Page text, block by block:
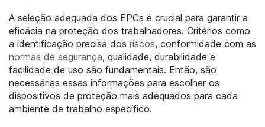
A seleção adequada dos EPCs é crucial para garantir a
eficácia na proteção dos trabalhadores. Critérios como
a identificação precisa dos riscos, conformidade com as
normas de segurança, qualidade, durabilidade e
facilidade de uso são fundamentais. Então, são
necessárias essas informações para escolher os
dispositivos de proteção mais adequados para cada
ambiente de trabalho específico.